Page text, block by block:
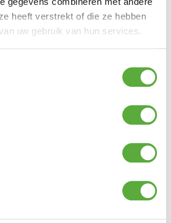
heeft verstrekt of die ze hebben
uw gebruik van hun services.